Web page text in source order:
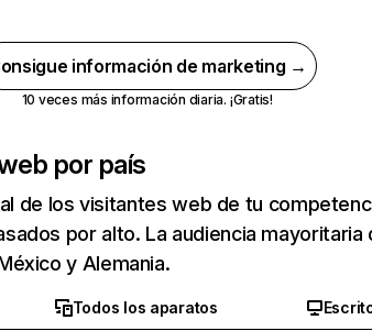
información de marketing →
10 veces más información diaria. ¡Gratis!
por país
de los visitantes web de tu
por alto. La audiencia mayoritaria
y Alemania.
Todos los aparatos